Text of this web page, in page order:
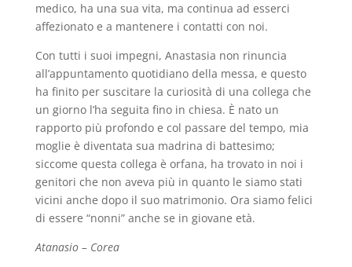
medico, ha una sua vita, ma continua ad esserci
affezionato e a mantenere i contatti con noi.
Con tutti i suoi impegni, Anastasia non rinuncia
all’appuntamento quotidiano della messa, e questo
ha finito per suscitare la curiosità di una collega che
un giorno l’ha seguita fino in chiesa. È nato un
rapporto più profondo e col passare del tempo, mia
moglie è diventata sua madrina di battesimo;
siccome questa collega è orfana, ha trovato in noi i
genitori che non aveva più in quanto le siamo stati
vicini anche dopo il suo matrimonio. Ora siamo felici
di essere “nonni” anche se in giovane età.
Atanasio – Corea